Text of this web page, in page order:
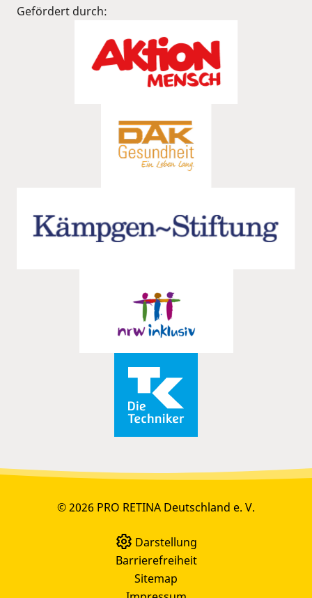
Gefördert durch:
© 2026 PRO RETINA Deutschland e. V.
Darstellung
Barrierefreiheit
Sitemap